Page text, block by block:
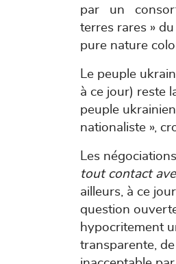
par un
terres rares »
pure nature
Le peuple
à ce jour) reste
peuple
nationaliste »,
Les
tout contact
ailleurs, à ce
question
hypocritement
transparente,